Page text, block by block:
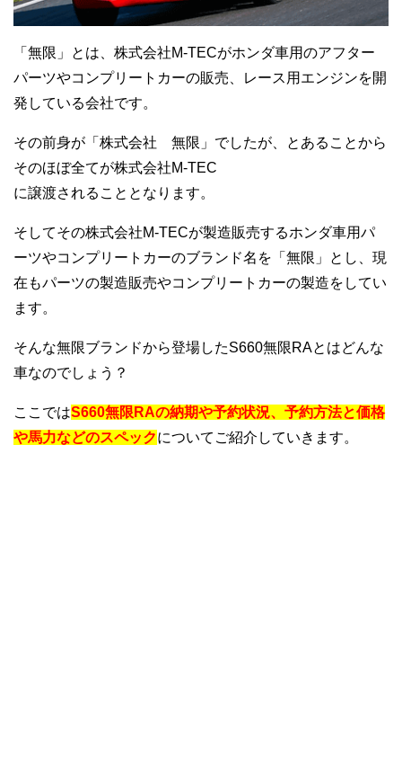
「無限」とは、株式会社M-TECがホンダ車用のアフター
パーツやコンプリートカーの販売、レース用エンジンを開
発している会社です。
その前身が「株式会社 無限」でしたが、とあることから
そのほぼ全てが株式会社M-TEC
に譲渡されることとなります。
そしてその株式会社M-TECが製造販売するホンダ車用パ
ーツやコンプリートカーのブランド名を「無限」とし、現
在もパーツの製造販売やコンプリートカーの製造をしてい
ます。
そんな無限ブランドから登場したS660無限RAとはどんな
車なのでしょう？
ここではS660無限RAの納期や予約状況、予約方法と価格
や馬力などのスペックについてご紹介していきます。